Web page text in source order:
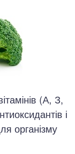
(А, З,
і
організму